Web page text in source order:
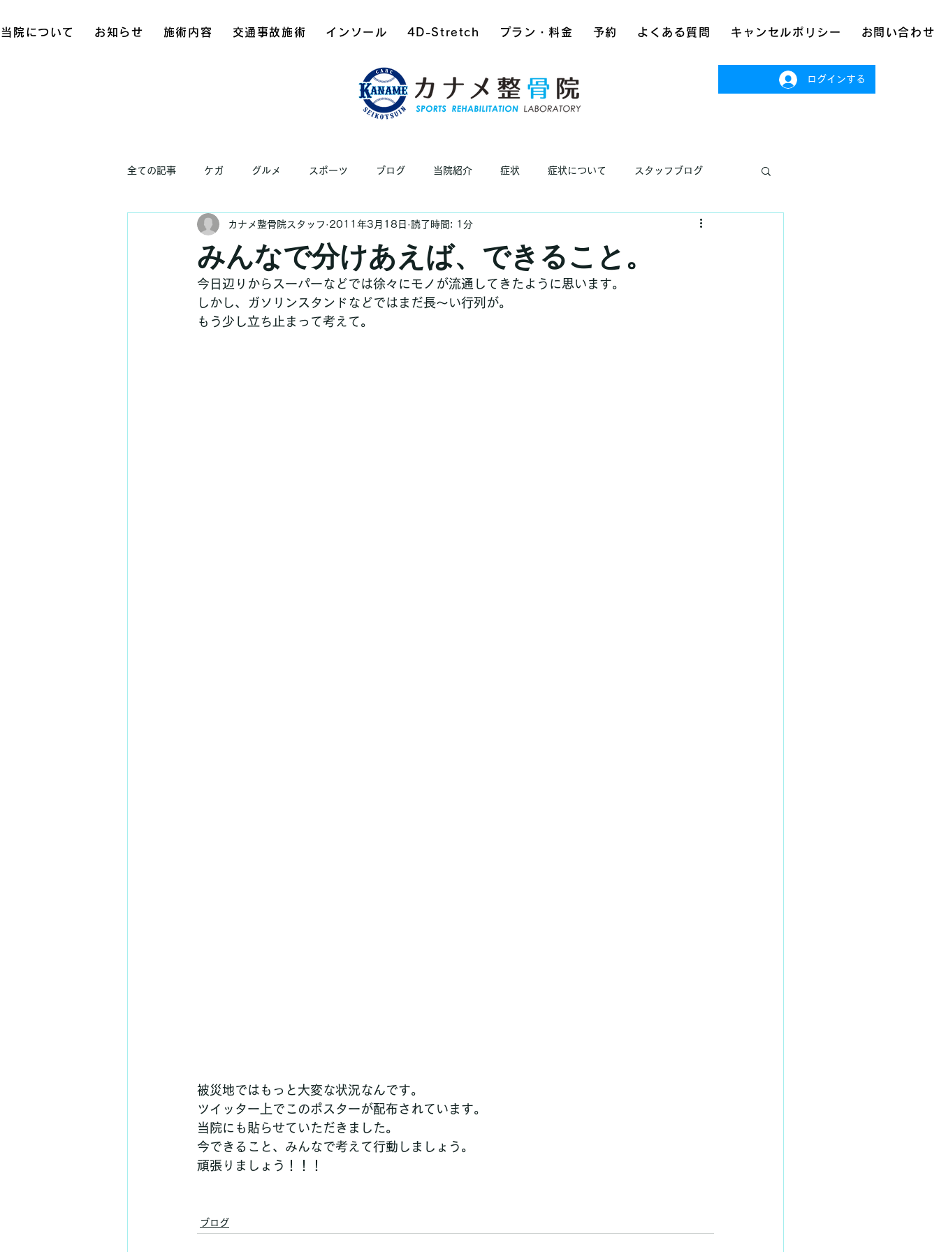
当院について お知らせ 施術内容 交通事故施術 インソール 4D-Stretch プラン・料金 予約 よくある質問 キャンセルポリシー お問い合わせ
ログインする
全ての記事 ケガ グルメ スポーツ ブログ 当院紹介 症状 症状について スタッフブログ
みんなで分けあえば、できること。
カナメ整骨院スタッフ 2011年3月18日 読了時間: 1分
今日辺りからスーパーなどでは徐々にモノが流通してきたように思います。
しかし、ガソリンスタンドなどではまだ長～い行列が。
もう少し立ち止まって考えて。
被災地ではもっと大変な状況なんです。
ツイッター上でこのポスターが配布されています。
当院にも貼らせていただきました。
今できること、みんなで考えて行動しましょう。
頑張りましょう！！！
ブログ